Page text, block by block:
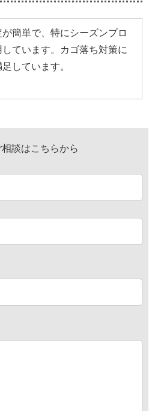
簡単で、特にシーズンプロ
ています。カゴ落ち対策に
しています。
談はこちらから